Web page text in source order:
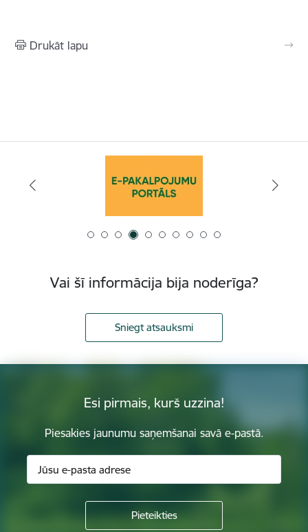
Drukāt lapu
Vai šī informācija bija noderīga?
Sniegt atsauksmi
Esi pirmais, kurš uzzina!
Piesakies jaunumu saņemšanai savā e-pastā.